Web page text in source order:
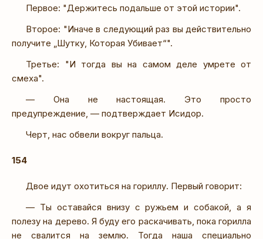
Первое: "Держитесь подальше от этой истории".
Второе: "Иначе в следующий раз вы действительно
получите „Шутку, Которая Убивает“".
Третье: "И тогда вы на самом деле умрете от
смеха".
— Она не настоящая. Это просто
предупреждение, — подтверждает Исидор.
Черт, нас обвели вокруг пальца.
154
Двое идут охотиться на гориллу. Первый говорит:
— Ты оставайся внизу с ружьем и собакой, а я
полезу на дерево. Я буду его раскачивать, пока горилла
не свалится на землю. Тогда наша специально